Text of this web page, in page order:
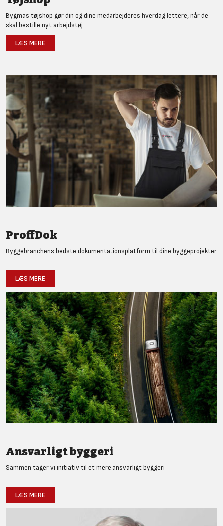
Bygmas tøjshop gør din og dine medarbejderes hverdag lettere, når de
skal bestille nyt arbejdstøj
LÆS MERE
ProffDok
Byggebranchens bedste dokumentationsplatform til dine byggeprojekter
LÆS MERE
Ansvarligt byggeri
Sammen tager vi initiativ til et mere ansvarligt byggeri
LÆS MERE